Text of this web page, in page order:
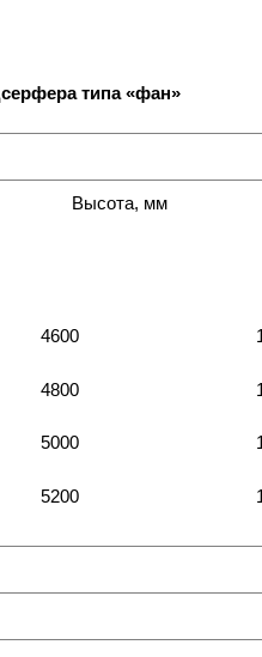
типа «фан»
Высота,
5000
5200